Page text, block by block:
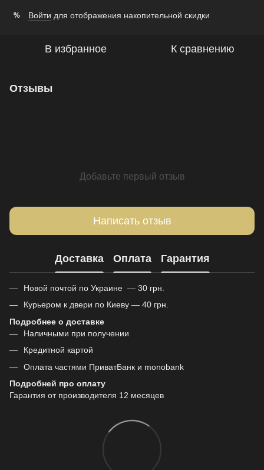
% Войти для отображения накопительной скидки
В избранное К сравнению
Отзывы
Добавьте первый отзыв
Написать отзыв
Доставка Оплата Гарантия
Новой почтой по Украине — 30 грн.
Курьером к двери по Киеву — 40 грн.
Подробнее о доставке
Наличными при получении
Кредитной картой
Оплата частями ПриватБанк и monobank
Подробней про оплату
Гарантия от производителя 12 месяцев